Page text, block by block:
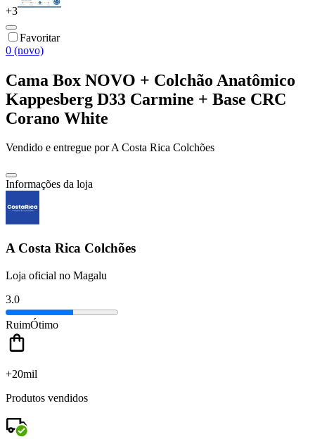
+3
Favoritar
0 (novo)
Cama Box NOVO + Colchão Anatômico
Kappesberg D33 Carmine + Base CRC
Corano White
Vendido e entregue porA Costa Rica Colchões
Informações da loja
A Costa Rica Colchões
Loja oficial no Magalu
3.0
RuimÓtimo
+20mil
Produtos vendidos